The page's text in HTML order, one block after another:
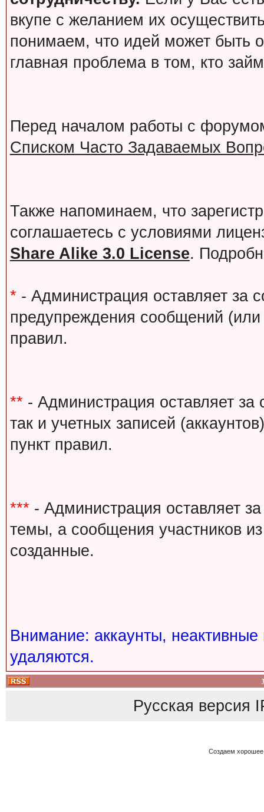
вкупе с желанием их
понимаем, что идей может быть
главная проблема в том, кто
Перед началом работы с
Списком Часто Задаваемых
Также напоминаем, что
соглашаетесь с условиями
Share Alike 3.0 License.
* - Администрация оставляет за
предупреждения сообщений
правил.
** - Администрация оставляет
так и учетных записей
пункт правил.
*** - Администрация оставляет
темы, а сообщения участников
созданные.
Внимание: аккаунты,
удаляются.
Русская версия
Создаем